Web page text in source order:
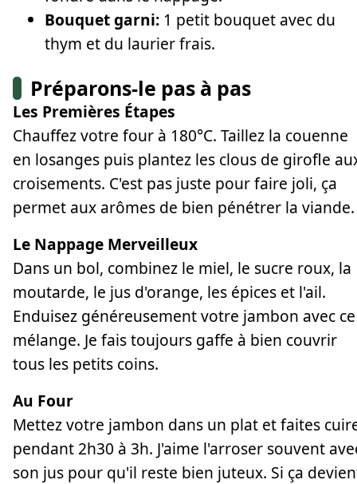
Bouquet garni: 1 petit bouquet avec du
thym et du laurier frais.
Préparons-le pas à pas
Les Premières Étapes
Chauffez votre four à 180°C. Taillez la couenne
en losanges puis plantez les clous de girofle
croisements. C'est pas juste pour faire joli, ça
permet aux arômes de bien pénétrer la viande.
Le Nappage Merveilleux
Dans un bol, combinez le miel, le sucre roux, la
moutarde, le jus d'orange, les épices et l'ail.
Enduisez généreusement votre jambon avec ce
mélange. Je fais toujours gaffe à bien couvrir
tous les petits coins.
Au Four
Mettez votre jambon dans un plat et faites
pendant 2h30 à 3h. J'aime l'arroser souvent
son jus pour qu'il reste bien juteux. Si ça